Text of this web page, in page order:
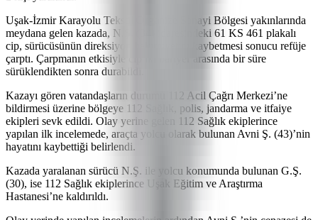
Uşak-İzmir Karayolu Tekstil Organize Sanayi Bölgesi yakınlarında
meydana gelen kazada, N.Ş. (34) idaresindeki 61 KS 461 plakalı
cip, sürücüsünün direksiyon hakimiyetini kaybetmesi sonucu refüje
çarptı. Çarpmanın etkisiyle cip iki bariyer arasında bir süre
sürüklendikten sonra durabildi.
Kazayı gören vatandaşların durumu 112 Acil Çağrı Merkezi’ne
bildirmesi üzerine bölgeye 112 Sağlık, polis, jandarma ve itfaiye
ekipleri sevk edildi. Olay yerine gelen 112 Sağlık ekiplerince
yapılan ilk incelemede, araçta yolcu olarak bulunan Avni Ş. (43)’nin
hayatını kaybettiği belirlendi.
Kazada yaralanan sürücü N.Ş. ile yolcu konumunda bulunan G.Ş.
(30), ise 112 Sağlık ekiplerince Uşak Eğitim ve Araştırma
Hastanesi’ne kaldırıldı.